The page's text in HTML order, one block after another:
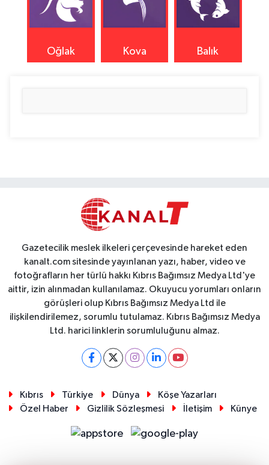
Oğlak Kova Balık
Gazetecilik meslek ilkeleri çerçevesinde hareket eden
kanalt.com sitesinde yayınlanan yazı, haber, video ve
fotoğrafların her türlü hakkı Kıbrıs Bağımsız Medya Ltd'ye
aittir, izin alınmadan kullanılamaz. Okuyucu yorumları onların
görüşleri olup Kıbrıs Bağımsız Medya Ltd ile
ilişkilendirilemez, sorumlu tutulamaz. Kıbrıs Bağımsız Medya
Ltd. harici linklerin sorumluluğunu almaz.
Kıbrıs Türkiye Dünya
Köşe Yazarları
Özel Haber
Gizlilik Sözleşmesi İletişim Künye